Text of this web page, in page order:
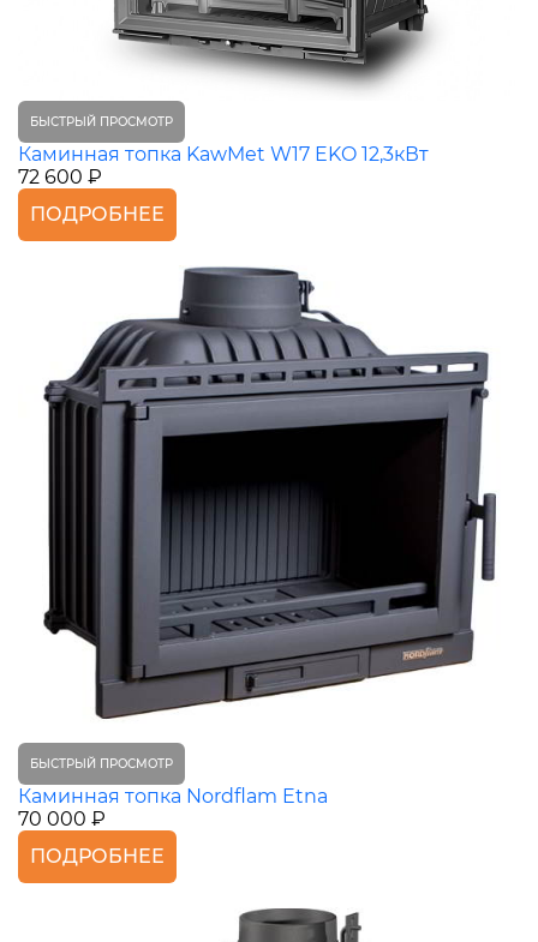
БЫСТРЫЙ ПРОСМОТР
Каминная топка KawMet W17 EKO 12,3кВт
72 600 ₽
ПОДРОБНЕЕ
БЫСТРЫЙ ПРОСМОТР
Каминная топка Nordflam Etna
70 000 ₽
ПОДРОБНЕЕ